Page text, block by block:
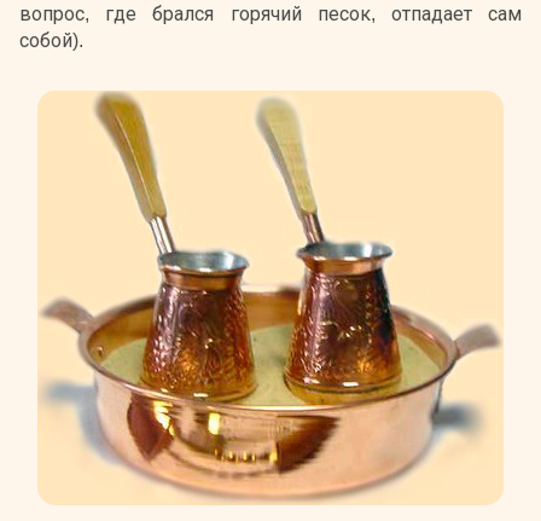
вопрос, где брался горячий песок, отпадает сам
собой).